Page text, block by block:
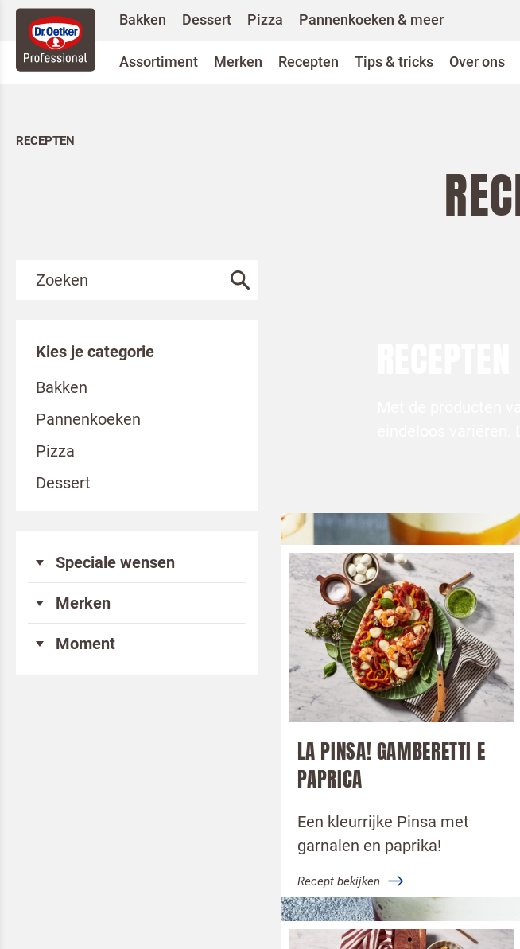
Bakken Dessert Pizza Pannenkoeken & meer
Assortiment Merken Recepten Tips & tricks Over ons
RECEPTEN
Kies je categorie
Bakken
Pannenkoeken
Pizza
Dessert
Speciale wensen
Vegan
Vegetarisch
Merken
Alsa
Moment
LA PINSA! GAMBERETTI E
PAPRICA
Een kleurrijke Pinsa met
garnalen en paprika!
Recept bekijken